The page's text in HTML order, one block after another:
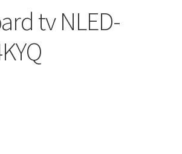
tv NLED-